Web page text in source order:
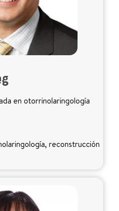
en otorrinolaringología
reconstrucción